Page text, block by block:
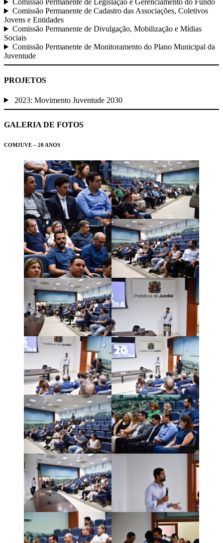
Comissão Permanente de Legislação e Gerenciamento do Fundo
Comissão Permanente de Cadastro das Associações, Coletivos
Jovens e Entidades
Comissão Permanente de Divulgação, Mobilização e Mídias
Sociais
Comissão Permanente de Monitoramento do Plano Municipal da
Juventude
PROJETOS
2023: Movimento Juventude 2030
GALERIA DE FOTOS
COMJUVE – 20 ANOS